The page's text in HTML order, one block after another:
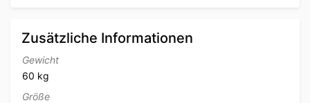
Zusätzliche Informationen
Gewicht
60 kg
Größe